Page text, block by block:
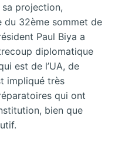
projection,
du 32ème sommet de
Paul Biya a
diplomatique
est de l’UA, de
impliqué très
qui ont
bien que